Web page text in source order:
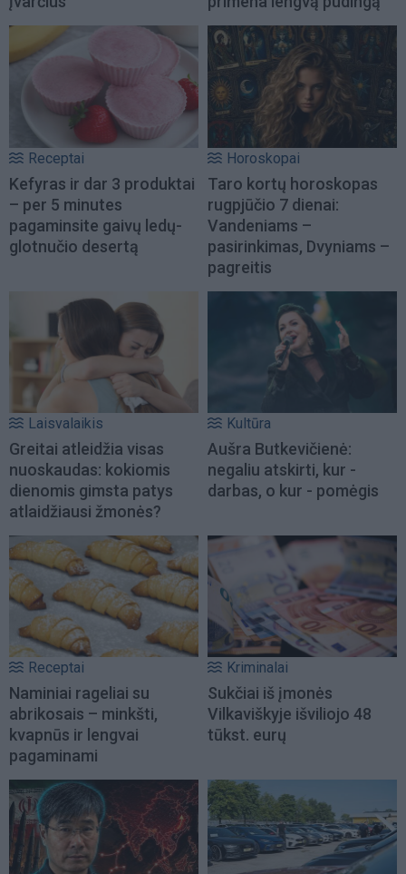
Receptai
Kefyras ir dar 3 produktai
– per 5 minutes
pagaminsite gaivų ledų-
glotnučio desertą
Horoskopai
Taro kortų horoskopas
rugpjūčio 7 dienai:
Vandeniams –
pasirinkimas, Dvyniams –
pagreitis
Laisvalaikis
Greitai atleidžia visas
nuoskaudas: kokiomis
dienomis gimsta patys
atlaidžiausi žmonės?
Kultūra
Aušra Butkevičienė:
negaliu atskirti, kur -
darbas, o kur - pomėgis
Receptai
Naminiai rageliai su
abrikosais – minkšti,
kvapnūs ir lengvai
pagaminami
Kriminalai
Sukčiai iš įmonės
Vilkaviškyje išviliojo 48
tūkst. eurų